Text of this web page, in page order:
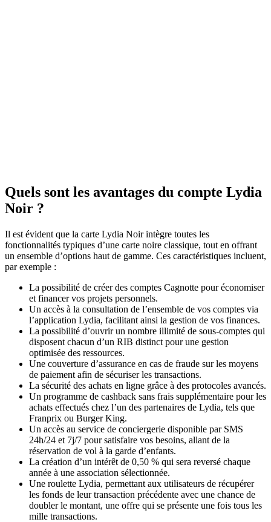
Quels sont les avantages du compte Lydia
Noir ?
Il est évident que la carte Lydia Noir intègre toutes les
fonctionnalités typiques d’une carte noire classique, tout en offrant
un ensemble d’options haut de gamme. Ces caractéristiques incluent,
par exemple :
La possibilité de créer des comptes Cagnotte pour économiser
et financer vos projets personnels.
Un accès à la consultation de l’ensemble de vos comptes via
l’application Lydia, facilitant ainsi la gestion de vos finances.
La possibilité d’ouvrir un nombre illimité de sous-comptes qui
disposent chacun d’un RIB distinct pour une gestion
optimisée des ressources.
Une couverture d’assurance en cas de fraude sur les moyens
de paiement afin de sécuriser les transactions.
La sécurité des achats en ligne grâce à des protocoles avancés.
Un programme de cashback sans frais supplémentaire pour les
achats effectués chez l’un des partenaires de Lydia, tels que
Franprix ou Burger King.
Un accès au service de conciergerie disponible par SMS
24h/24 et 7j/7 pour satisfaire vos besoins, allant de la
réservation de vol à la garde d’enfants.
La création d’un intérêt de 0,50 % qui sera reversé chaque
année à une association sélectionnée.
Une roulette Lydia, permettant aux utilisateurs de récupérer
les fonds de leur transaction précédente avec une chance de
doubler le montant, une offre qui se présente une fois tous les
mille transactions.